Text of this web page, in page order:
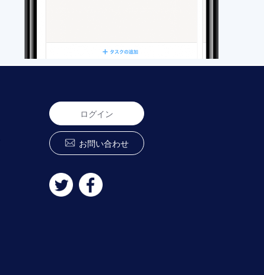
ログイン
お問い合わせ